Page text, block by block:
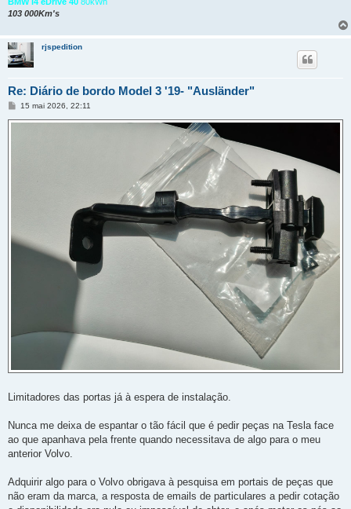
103 000Km's
rjspedition
Re: Diário de bordo Model 3 '19- "Ausländer"
M
n
15 mai 2026, 22:11
Limitadores das portas já à espera de instalação.
Nunca me deixa de espantar o tão fácil que é pedir peças na Tesla face
ao que apanhava pela frente quando necessitava de algo para o meu
anterior Volvo.
Adquirir algo para o Volvo obrigava à pesquisa em portais de peças que
não eram da marca, a resposta de emails de particulares a pedir cotação